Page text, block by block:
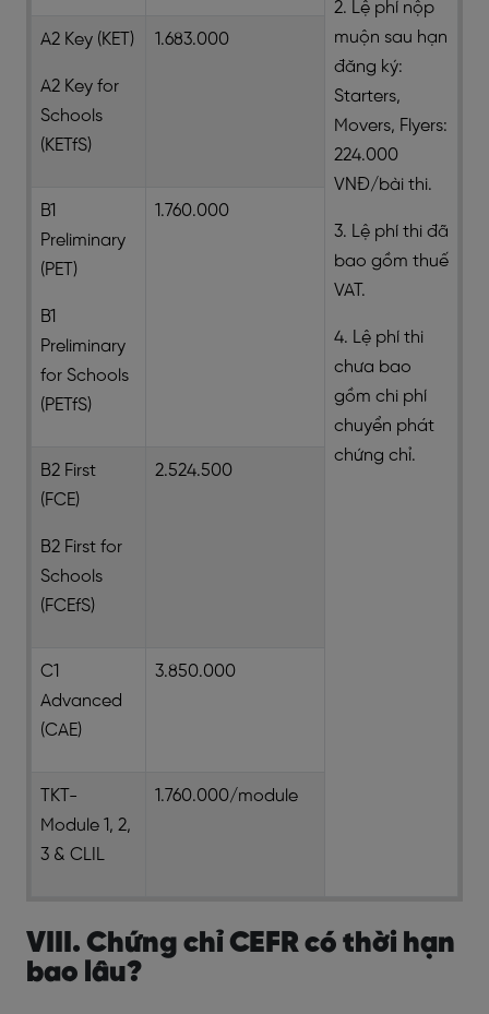
2. Lệ phí nộp
muộn sau hạn
đăng ký:
Starters,
Movers, Flyers:
224.000
VNĐ/bài thi.
3. Lệ phí thi đã
bao gồm thuế
VAT.
4. Lệ phí thi
chưa bao
gồm chi phí
chuyển phát
chứng chỉ.
A2 Key (KET)
A2 Key for
Schools
(KETfS)
1.683.000
B1
Preliminary
(PET)
B1
Preliminary
for Schools
(PETfS)
1.760.000
B2 First
(FCE)
B2 First for
Schools
(FCEfS)
2.524.500
C1
Advanced
(CAE)
3.850.000
TKT-
Module 1, 2,
3 & CLIL
1.760.000/module
VIII. Chứng chỉ CEFR có thời hạn
bao lâu?